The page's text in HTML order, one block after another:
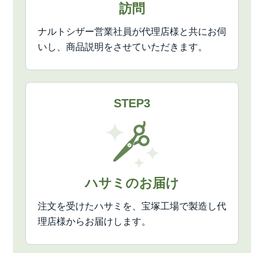
訪問
ナルトシザー営業社員が代理店様と共にお伺
いし、商品説明をさせていただきます。
STEP3
ハサミのお届け
注文を受けたハサミを、宝塚工場で製造し代
理店様からお届けします。